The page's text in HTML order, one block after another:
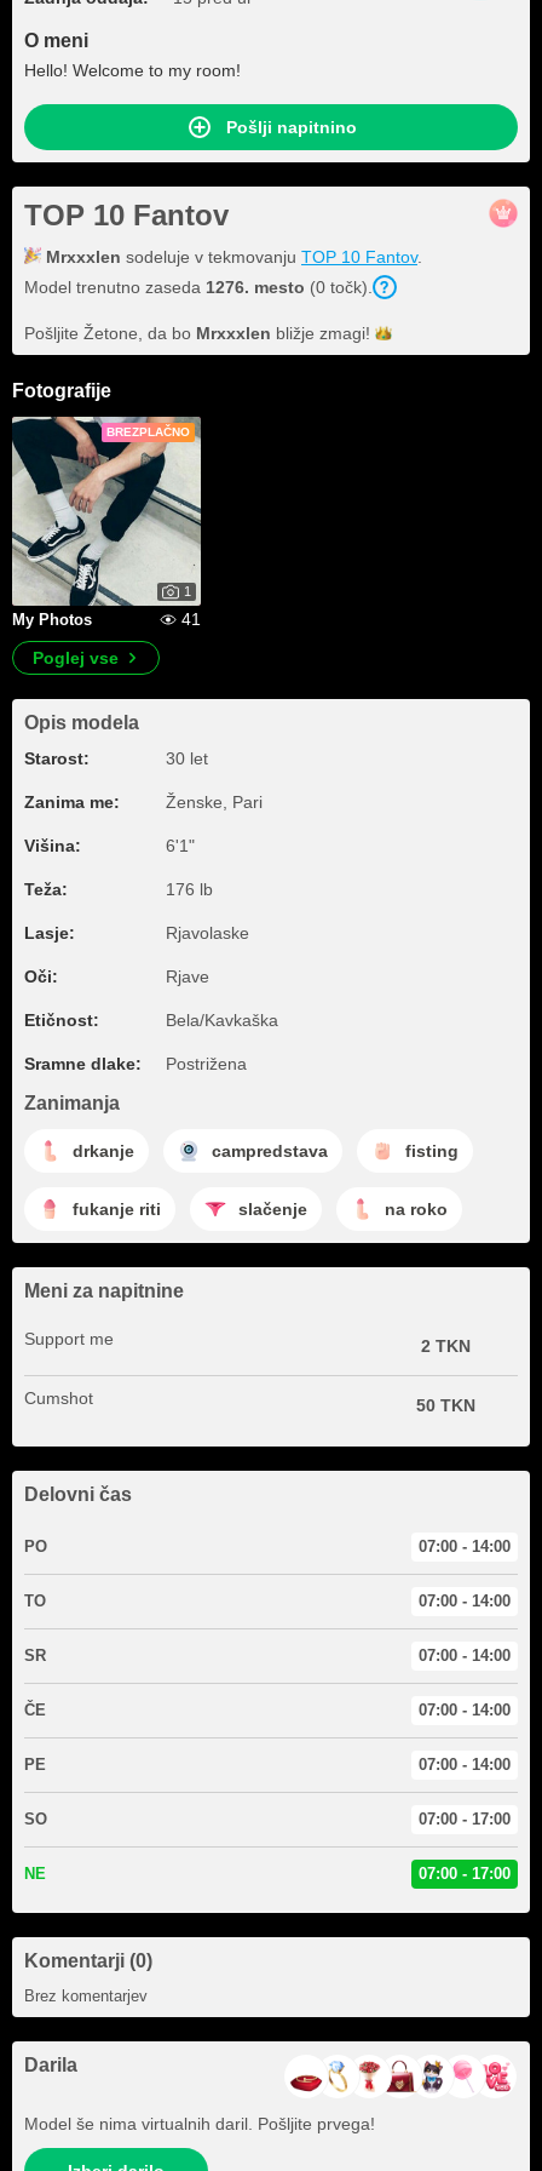
O meni
Hello! Welcome to my room!
Pošlji napitnino
TOP 10 Fantov
Mrxxxlen sodeluje v tekmovanju TOP 10 Fantov.
Model trenutno zaseda 1276. mesto (0 točk).
Pošljite Žetone, da bo Mrxxxlen bližje zmagi!
Fotografije
BREZPLAČNO
1
My Photos
41
Poglej vse
Opis modela
Starost: 30 let
Zanima me: Ženske, Pari
Višina: 6'1"
Teža: 176 lb
Lasje: Rjavolaske
Oči: Rjave
Etičnost: Bela/Kavkaška
Sramne dlake: Postrižena
Zanimanja
drkanje campredstava fisting
fukanje riti slačenje na roko
Meni za napitnine
Support me 2 TKN
Cumshot 50 TKN
Delovni čas
PO 07:00 - 14:00
TO 07:00 - 14:00
SR 07:00 - 14:00
ČE 07:00 - 14:00
PE 07:00 - 14:00
SO 07:00 - 17:00
NE 07:00 - 17:00
Komentarji (0)
Brez komentarjev
Darila
Model še nima virtualnih daril. Pošljite prvega!